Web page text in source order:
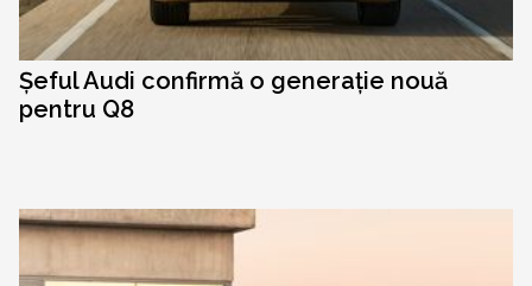
Șeful Audi confirmă o generație nouă
pentru Q8